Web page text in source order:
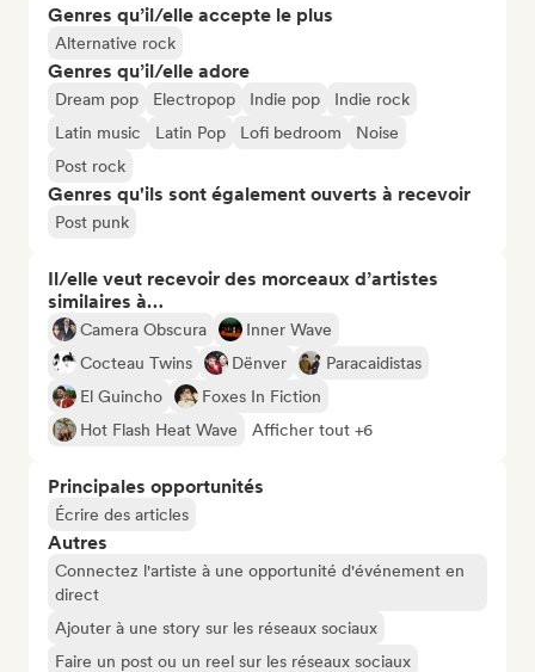
Genres qu’il/elle accepte le plus
Alternative rock
Genres qu’il/elle adore
Dream pop Electropop Indie pop
Indie rock
Latin music
Latin Pop Lofi bedroom
Noise
Post rock
Genres qu'ils sont également ouverts à recevoir
Post punk
Il/elle veut recevoir des morceaux d’artistes
similaires à…
Camera Obscura
Inner Wave
Cocteau Twins
Dënver
Paracaidistas
El Guincho
Foxes In Fiction
Hot Flash Heat Wave
Afficher tout +6
Principales opportunités
Écrire des articles
Autres
Connectez l'artiste à une opportunité d'événement en
direct
Ajouter à une story sur les réseaux sociaux
Faire un post ou un reel sur les réseaux sociaux